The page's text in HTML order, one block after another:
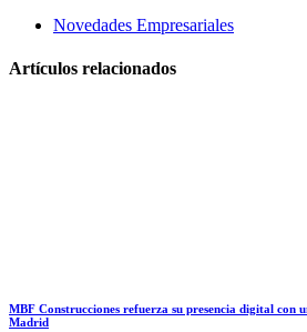
Novedades Empresariales
Artículos relacionados
MBF Construcciones refuerza su presencia digital con
Madrid